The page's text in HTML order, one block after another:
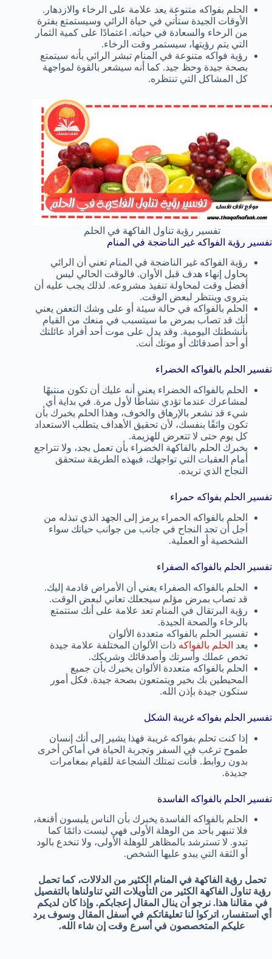
الحلم بفواكه متنوعة يعد علامة على الرخاء والازدهار.
الأوقات الجيدة ستأتي في حياة الرائي وسيستمتع بفترة
من الرخاء والسعادة في حياته. اعتمادًا على كمية الثمار
التي يتم رؤيتها، سيستمر وقت الرخاء.
رؤية فواكه متنوعة في المنام تبشر الرائي بأنه سيتمتع
بصحة جيدة وحظ جيد. كما أنه سيشعر بالقوة لمواجهة
كل المشاكل التي تنتظره.
تفسير رؤية تناول الفاكهة في الحلم
تفسير رؤية الفواكه غير الناضجة في المنام
رؤية الفواكه غير الناضجة في المنام تعني أن الرائي
يحاول إنهاء هدف قبل الأوان. فالوقت الحالي ليس
أفضل وقت لمحاولة تنفيذ مشروعه. لذلك يجب عليه أن
يتروى وينتظر لبعض الوقت.
الحلم بالفواكه في حالة سيئة أو على وشك التعفن يعني
أنك قد تصاب بمرض ما سيتسبب في منعك من القيام
بأنشطتك اليومية. وقد يدل على موت أحد أفراد عائلتك
أو أحد أصدقائك أو موتك أنت.
تفسير الحلم بالفواكه الخضراء
الحلم بالفواكه الخضراء يعني أنه عليك أن تكون منتبهًا
لمشاعرك عندما تؤدي نشاطًا لأول مرة. في بداية أي
شيء قد نشعر بالإرهاق والخوف، وهذا الحلم يخبرك بأن
تكون واثقًا بنفسك، لأن تحقيق الأهداف يتطلب الاستعداد
كل يوم حتى لا تتعرض للهزيمة.
يخبرك الحلم بالفاكهة الخضراء بأن تعمل بجد، ولا تتراجع
أمام العقبات التي تواجهك، فبهذه الطريقة ستحقق
النجاح الذي تريده.
تفسير الحلم بفواكه حمراء
الحلم بالفواكه الحمراء يرمز إلى الجهد الذي تبذله من
أجل أن تجد النجاح في جانب من جوانب حياتك سواء
الشخصية أو العملية.
تفسير الحلم بالفواكه الصفراء
الحلم بالفواكه الصفراء يعني أن الأمراض قادمة إليك.
قد تصاب بمرض مؤلم سيجعلك تعاني لبعض الوقت.
رؤية البرتقال في المنام تعد علامة على أنك ستتمتع
بالرخاء والصحة الجيدة.
تفسير الحلم بالفواكه متعددة الألوان
يعد الحلم بالفواكه ذات الألوان المختلفة علامة جيدة
تخص عملك وأسرتك وأصدقائك وشريكك.
الحلم بالفواكه متعددة الألوان يخبرك بأن جميع
المحيطين بك بخير ويتمتعون بصحة جيدة. فكل أمور
ستكون جيدة بإذن الله.
تفسير الحلم بفواكه غريبة الشكل
إذا كنت تحلم بفواكه غريبة فهذا يشير إلى أنك إنسان
طموح ترغب في السفر وتجربة الحياة في أماكن أخرى
بدون روابط. فأنت تمتلك الشجاعة للقيام بمغامرات
جديدة.
تفسير الحلم بالفواكه الفاسدة
الحلم بالفواكه الفاسدة يخبرك بأن الناس يلبسون أقنعة،
فلا تنبهر بأحد من الوهلة الأولى فهي ليست دائمًا كما
تبدو. لا تسترشد بالمظاهر للوهلة الأولى، ولا تنخدع بالود
أو الثقة التي يبدو عليها الشخص.
تحمل رؤية الفاكهة في المنام الكثير من الدلالات، كما تحمل
رؤية تناول الفاكهة الكثير من التأويلات التي تناولناها بالتفصيل
في مقالنا هذا. نرجو أن ينال المقال إعجابكم. وإذا كان لديكم
أي استفسار، اتركوا لنا تعليقاتكم في أسفل المقال وسوف يرد
عليكم المتخصصون في أسرع وقت إن شاء الله.